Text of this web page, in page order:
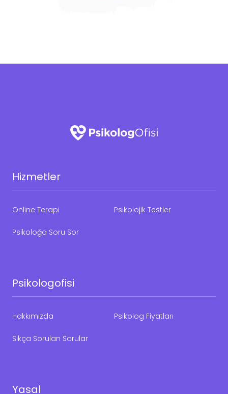
Hizmetler
Online Terapi Psikolojik Testler
Psikoloğa Soru Sor
Psikologofisi
Hakkımızda Psikolog Fiyatları
Sıkça Sorulan Sorular
Yasal